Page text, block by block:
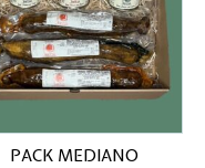
PACK MEDIANO